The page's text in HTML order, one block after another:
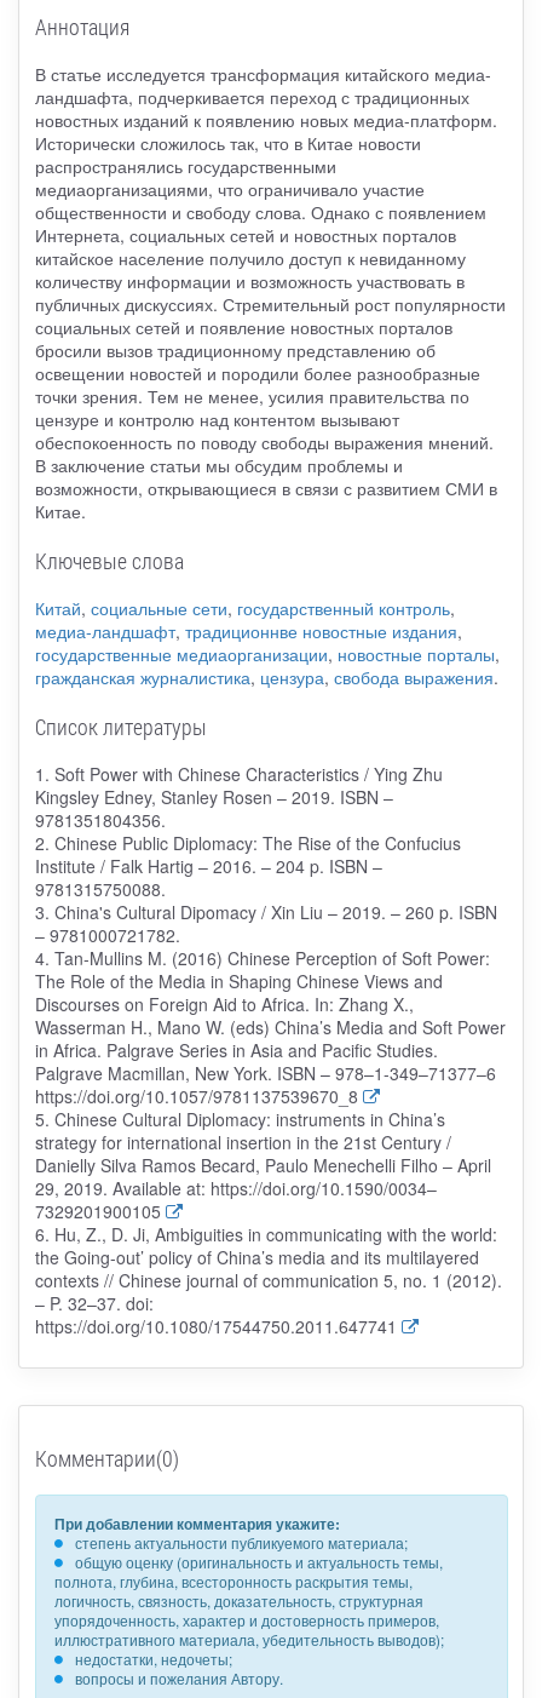
Аннотация
В статье исследуется трансформация китайского медиа-
ландшафта, подчеркивается переход с традиционных
новостных изданий к появлению новых медиа-платформ.
Исторически сложилось так, что в Китае новости
распространялись государственными
медиаорганизациями, что ограничивало участие
общественности и свободу слова. Однако с появлением
Интернета, социальных сетей и новостных порталов
китайское население получило доступ к невиданному
количеству информации и возможность участвовать в
публичных дискуссиях. Стремительный рост популярности
социальных сетей и появление новостных порталов
бросили вызов традиционному представлению об
освещении новостей и породили более разнообразные
точки зрения. Тем не менее, усилия правительства по
цензуре и контролю над контентом вызывают
обеспокоенность по поводу свободы выражения мнений.
В заключение статьи мы обсудим проблемы и
возможности, открывающиеся в связи с развитием СМИ в
Китае.
Ключевые слова
Китай, социальные сети, государственный контроль,
медиа-ландшафт, традиционнве новостные издания,
государственные медиаорганизации, новостные порталы,
гражданская журналистика, цензура, свобода выражения.
Список литературы
1. Soft Power with Chinese Characteristics / Ying Zhu
Kingsley Edney, Stanley Rosen – 2019. ISBN –
9781351804356.
2. Chinese Public Diplomacy: The Rise of the Confucius
Institute / Falk Hartig – 2016. – 204 p. ISBN –
9781315750088.
3. China's Cultural Dipomacy / Xin Liu – 2019. – 260 p. ISBN
– 9781000721782.
4. Tan-Mullins M. (2016) Chinese Perception of Soft Power:
The Role of the Media in Shaping Chinese Views and
Discourses on Foreign Aid to Africa. In: Zhang X.,
Wasserman H., Mano W. (eds) China’s Media and Soft Power
in Africa. Palgrave Series in Asia and Pacific Studies.
Palgrave Macmillan, New York. ISBN – 978–1-349–71377–6
https://doi.org/10.1057/9781137539670_8
5. Chinese Cultural Diplomacy: instruments in China’s
strategy for international insertion in the 21st Century /
Danielly Silva Ramos Becard, Paulo Menechelli Filho – April
29, 2019. Available at: https://doi.org/10.1590/0034–
7329201900105
6. Hu, Z., D. Ji, Ambiguities in communicating with the world:
the Going-out’ policy of China’s media and its multilayered
contexts // Chinese journal of communication 5, no. 1 (2012).
– P. 32–37. doi:
https://doi.org/10.1080/17544750.2011.647741
Комментарии(0)
При добавлении комментария укажите:
степень актуальности публикуемого материала;
общую оценку (оригинальность и актуальность темы,
полнота, глубина, всесторонность раскрытия темы,
логичность, связность, доказательность, структурная
упорядоченность, характер и достоверность примеров,
иллюстративного материала, убедительность выводов);
недостатки, недочеты;
вопросы и пожелания Автору.